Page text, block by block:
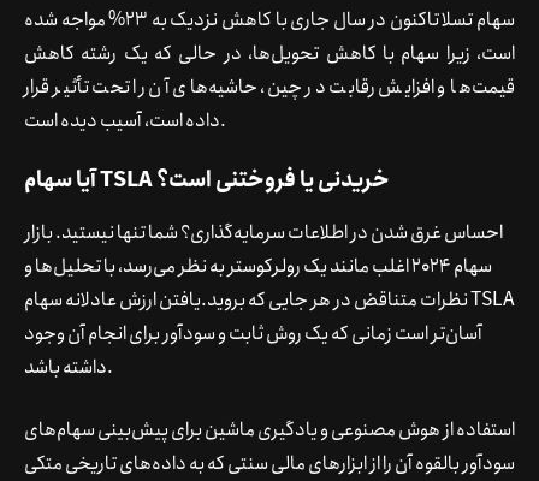
سهام تسلا تاکنون در سال جاری با کاهش نزدیک به 23% مواجه شده
است، زیرا سهام با کاهش تحویل‌ها، در حالی که یک رشته کاهش
قیمت‌ها و افزایش رقابت در چین، حاشیه‌های آن را تحت تأثیر قرار
داده است، آسیب دیده است.
آیا سهام TSLA خریدنی یا فروختنی است؟
احساس غرق شدن در اطلاعات سرمایه‌گذاری؟ شما تنها نیستید. بازار
سهام 2024 اغلب مانند یک رولرکوستر به نظر می‌رسد، با تحلیل‌ها و
نظرات متناقض در هر جایی که بروید.یافتن ارزش عادلانه سهام TSLA
آسان‌تر است زمانی که یک روش ثابت و سودآور برای انجام آن وجود
داشته باشد.
استفاده از هوش مصنوعی و یادگیری ماشین برای پیش‌بینی سهام‌های
سودآور بالقوه آن را از ابزارهای مالی سنتی که به داده‌های تاریخی متکی